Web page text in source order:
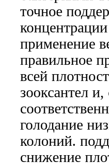
точное
применение
правильное
всей
зооксантел и,
голодание
колоний.
снижение